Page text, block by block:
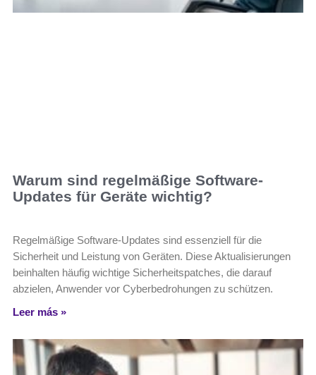
Warum sind regelmäßige Software-
Updates für Geräte wichtig?
Regelmäßige Software-Updates sind essenziell für die
Sicherheit und Leistung von Geräten. Diese Aktualisierungen
beinhalten häufig wichtige Sicherheitspatches, die darauf
abzielen, Anwender vor Cyberbedrohungen zu schützen.
Leer más »